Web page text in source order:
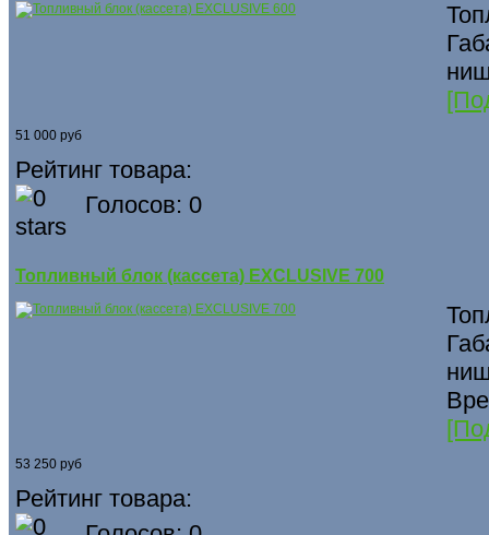
51 000 руб
Рейтинг товара:
Голосов: 0
Топливный блок (кассета) EXCLUSIVE 700
53 250 руб
Рейтинг товара: